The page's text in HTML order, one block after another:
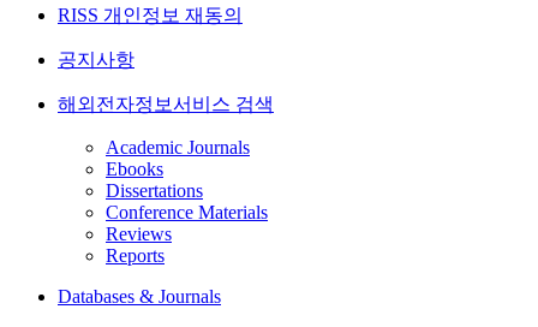
RISS 개인정보 재동의
공지사항
해외전자정보서비스 검색
Academic Journals
Ebooks
Dissertations
Conference Materials
Reviews
Reports
Databases & Journals